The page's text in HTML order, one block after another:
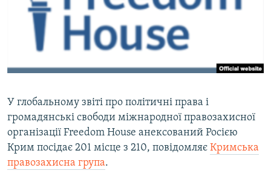
СВІДЧЕННЯ ОКУПАЦІЇ
УКРАЇНСЬКА ПРОБЛЕМА КРИМУ
ІНФОГРАФІКА
Qırımtatar
ДОЛУЧАЙСЯ!
Усі сайти RFE/RL
У глобальному звіті про політичні права і
громадянські свободи міжнародної правозахисної
організації Freedom House анексований Росією
Крим посідає 201 місце з 210, повідомляє Кримська
правозахисна група.